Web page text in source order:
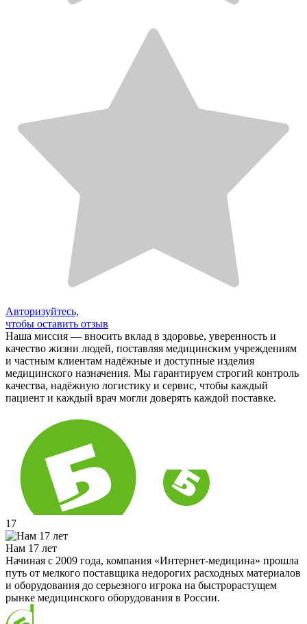
Авторизуйтесь,
чтобы оставить отзыв
Наша миссия — вносить вклад в здоровье, уверенность и
качество жизни людей, поставляя медицинским учреждениям
и частным клиентам надёжные и доступные изделия
медицинского назначения. Мы гарантируем строгий контроль
качества, надёжную логистику и сервис, чтобы каждый
пациент и каждый врач могли доверять каждой поставке.
17
Нам 17 лет
Начиная с 2009 года, компания «Интернет-медицина» прошла
путь от мелкого поставщика недорогих расходных материалов
и оборудования до серьезного игрока на быстрорастущем
рынке медицинского оборудования в России.